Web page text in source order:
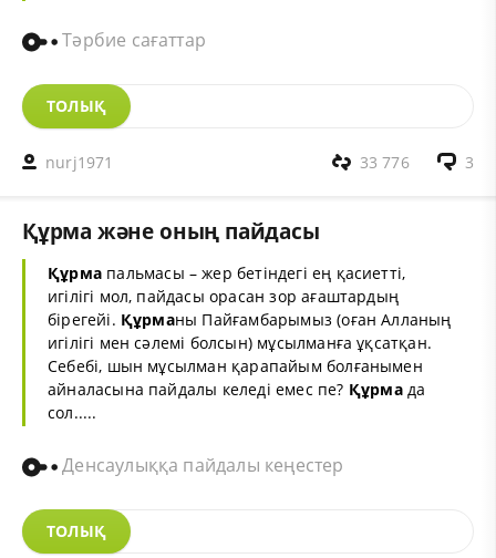
Тәрбие сағаттар
ТОЛЫҚ
nurj1971 3
33 776
Құрма және оның пайдасы
Құрмапальмасы – жер бетіндегі ең қасиетті,
игілігі мол, пайдасы орасан зор ағаштардың
бірегейі. Құрманы Пайғамбарымыз (оған Алланың
игілігі мен сәлемі болсын) мұсылманға ұқсатқан.
Себебі, шын мұсылман қарапайым болғанымен
айналасына пайдалы келеді емес пе? Құрмада
сол.....
Денсаулыққа пайдалы кеңестер
ТОЛЫҚ